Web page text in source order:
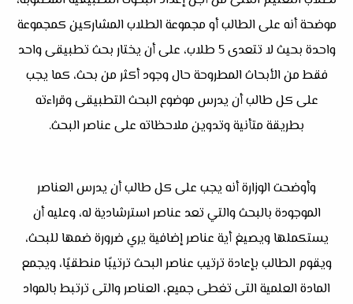
موضحة أنه على الطالب أو مجموعة الطلاب المشاركين كمجموعة
واحدة بحيث لا تتعدى 5 طلاب، على أن يختار بحث تطبيقى واحد
فقط من الأبحاث المطروحة حال وجود أكثر من بحث، كما يجب
على كل طالب أن يدرس موضوع البحث التطبيقى وقراءته
بطريقة متأنية وتدوين ملاحظاته على عناصر البحث.
وأوضحت الوزارة أنه يجب على كل طالب أن يدرس العناصر
الموجودة بالبحث والتي تعد عناصر استرشادية له، وعليه أن
يستكملها ويصيغ أية عناصر إضافية يري ضرورة ضمها للبحث،
ويقوم الطالب بإعادة ترتيب عناصر البحث ترتيبًا منطقيًا، ويجمع
المادة العلمية التى تغطى جميع، العناصر والتى ترتبط بالمواد